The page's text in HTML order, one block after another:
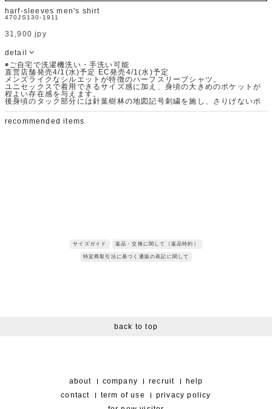
harf-sleeves men's shirt
470JS130-1911
31,900 jpy
detail
◉ご自宅で洗濯機洗い・手洗い可能
直営店舗発売4/1(水)予定 EC発売4/1(水)予定
メンズライクなシルエットが特徴のハーフスリーブシャツ。
ユニセックスで着用できるサイズ感に加え、身頃の大きめのポケットが
程よい存在感を与えます。
後身頃のタック部分には針葉樹林の地図記号刺繍を施し、さりげないポ
シャツ地素材。
recommended items
サイズガイド 返品・交換に関して（返品特約）
特定商取引法に基づく通販の表記に関して
back to top
about company recruit
help
contact
term of use
privacy policy